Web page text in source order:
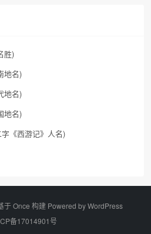
胜)
地名)
地名)
地名)
《西游记》人名)
Once 构建 Powered byWordPress
备17014901号